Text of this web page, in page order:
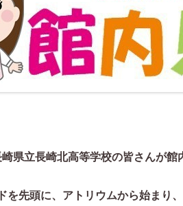
県立長崎北高等学校の皆さんが館
を先頭に、アトリウムから始まり、